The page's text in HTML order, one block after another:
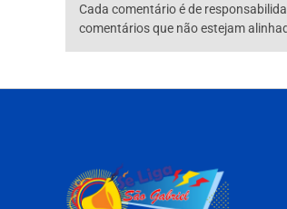
Cada comentário é de
comentários que não estejam